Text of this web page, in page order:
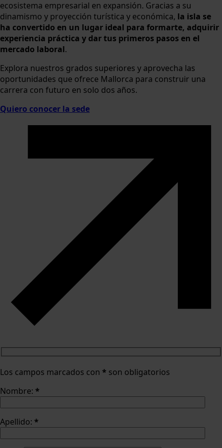
ecosistema empresarial en expansión. Gracias a su
dinamismo y proyección turística y económica, la isla se
ha convertido en un lugar ideal para formarte, adquirir
experiencia práctica y dar tus primeros pasos en el
mercado laboral.
Explora nuestros grados superiores y aprovecha las
oportunidades que ofrece Mallorca para construir una
carrera con futuro en solo dos años.
Quiero conocer la sede
Los campos marcados con * son obligatorios
Nombre: *
Apellido: *